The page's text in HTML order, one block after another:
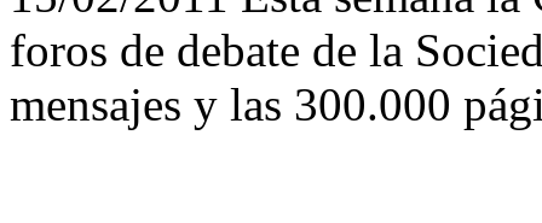
foros de debate de la
mensajes y las 300.000